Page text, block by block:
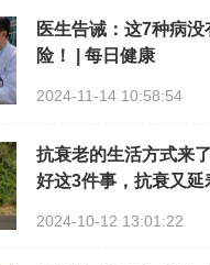
医生告诫：这7种病
险！ | 每日健康
2024-11-14 10:58:54
抗衰老的生活方式来
好这3件事，抗衰又延
2024-10-12 13:01:22